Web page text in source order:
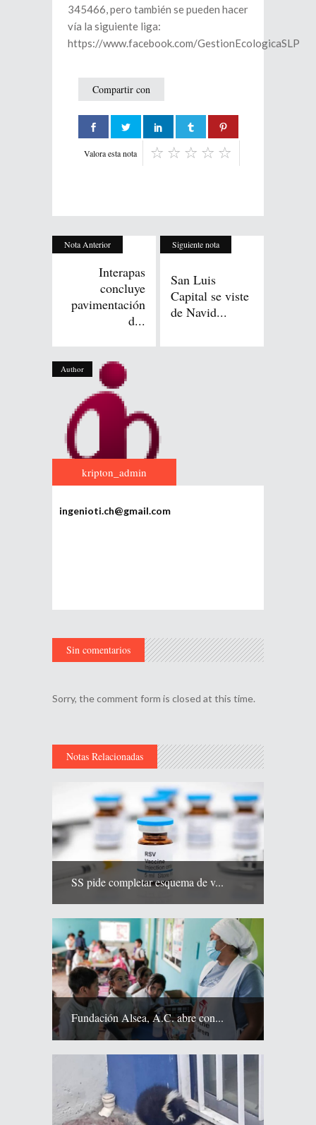
345466, pero también se pueden hacer
vía la siguiente liga:
https://www.facebook.com/GestionEcologicaSLP
Compartir con
Valora esta nota
Nota Anterior
Interapas
concluye
pavimentación
d...
Siguiente nota
San Luis
Capital se viste
de Navid...
Author
kripton_admin
ingenioti.ch@gmail.com
Sin comentarios
Sorry, the comment form is closed at this time.
Notas Relacionadas
SS pide completar esquema de v...
Fundación Alsea, A.C. abre con...